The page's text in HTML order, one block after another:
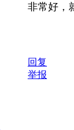
非常好，
回复
举报